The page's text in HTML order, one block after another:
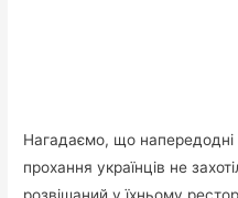
Нагадаємо, що напередодні
прохання українців не